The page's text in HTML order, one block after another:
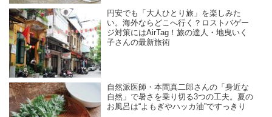
円安でも「大人ひとり旅」を楽しみた
い。海外ならどこへ行く？ロストバゲー
ジ対策にはAirTag！旅の達人・地曳いく
子さんの最新旅術
自然派医師・本間真二郎さんの「身近な
自然」で暑さを乗り切る3つの工夫。夏の
お風呂は“よもぎやハッカ油”ですっきり